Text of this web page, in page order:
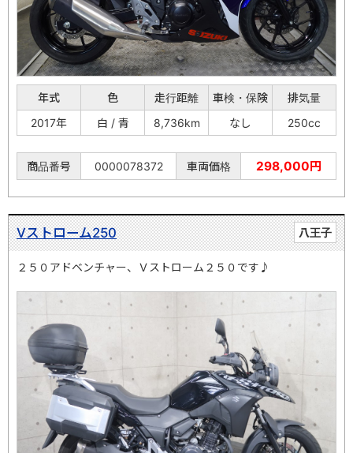
年式 色 走行距離 車検・保険
排気量
2017年
白 / 青 8,736km なし 250cc
商品番号 0000078372 車両価格 298,000円
八王子
Vストローム250
２５０アドベンチャー、Ｖストローム２５０です♪